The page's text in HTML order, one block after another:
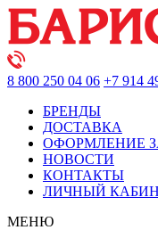
8 800 250 04 06 +7 914
БРЕНДЫ
ДОСТАВКА
ОФОРМЛЕНИЕ
НОВОСТИ
КОНТАКТЫ
ЛИЧНЫЙ
МЕНЮ